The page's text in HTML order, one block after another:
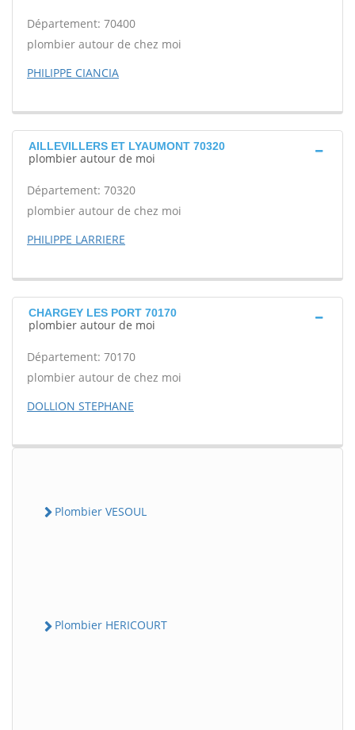
Département: 70400
plombier autour de chez moi
PHILIPPE CIANCIA
AILLEVILLERS ET LYAUMONT 70320
plombier autour de moi
Département: 70320
plombier autour de chez moi
PHILIPPE LARRIERE
CHARGEY LES PORT 70170
plombier autour de moi
Département: 70170
plombier autour de chez moi
DOLLION STEPHANE
Plombier VESOUL
Plombier HERICOURT